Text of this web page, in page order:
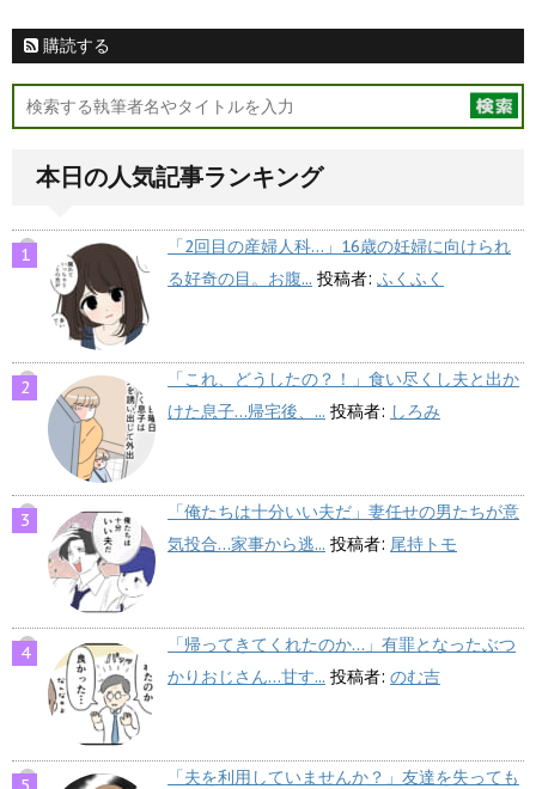
購読する
本日の人気記事ランキング
「2回目の産婦人科…」16歳の妊婦に向けられ
る好奇の目。お腹... 投稿者: ふくふく
「これ、どうしたの？！」食い尽くし夫と出か
けた息子…帰宅後、... 投稿者: しろみ
「俺たちは十分いい夫だ」妻任せの男たちが意
気投合…家事から逃... 投稿者: 尾持トモ
「帰ってきてくれたのか…」有罪となったぶつ
かりおじさん…甘す... 投稿者: のむ吉
「夫を利用していませんか？」友達を失っても